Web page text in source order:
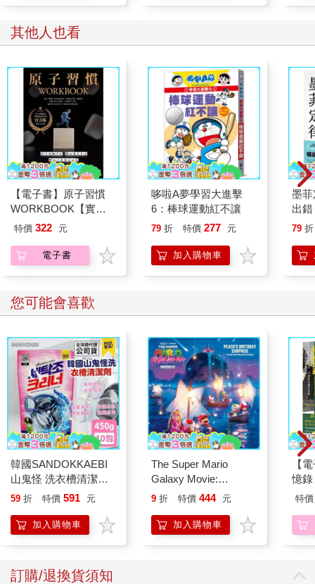
「課題分離」理論由奧地利心理學家阿爾弗雷德‧阿德勒(Alfred
Adler）提出，原意指「要解決人際關係的煩惱，就要區分什麼是
而因綁架遭受損失，是首富的課題。
比如，有人在地鐵裡踩了我一腳，誰的錯？我的錯。
明明是他踩了我，為什麼是我的錯呢？難道我不應該要求他道歉
嗎？我可以要求他道歉，但是，道歉有什麼用？而且，我要求他
道歉，不需要花時間嗎？他耍無賴和我吵起來，不是更需要花時
間嗎？我的時間難道沒地方花了嗎？對方還可能反咬一口：「你
怎麼把腳亂放啊？！」
那怎麼辦？我要說「我的錯，我的錯」，然後心平氣和地走到旁
邊。這是因為，我的時間比他的值錢，浪費同樣的時間，我的損
失大——「誰的損失大，就是誰的錯」。
濟學家的對錯觀，③商人的對錯觀。
死了。請問，這是誰的錯？
對於上述情況，法學家可能會說：「這當然是A的錯，這就是蓄意
謀殺，還有什麼好討論的！」
是的，如果證據確鑿，在法學家眼中，這就是A的錯。但是，這種
「大快人心」的對錯觀，不一定能避免類似案件再度發生——法
學家做不到的事情，經濟學家也許能做到。
經濟學家的對錯觀
對於上述情況，經濟學家可能有不同看法：是C的錯。
也許有人會說：「啊？為什麼啊？C也太冤了吧？」
經濟學家是這樣考慮的：整個社會為避免B被A誘騙進入C的工地
要付出的成本，比C把工地的門鎖上的成本高得多，雖然懲罰C會
讓其覺得冤，但是以後所有工地的擁有者就都會把門鎖上了，於
是這樣的事情會大量減少。經濟學家是從「社會總成本」的角度
但會比從「純粹的道義」的角度更有「效果」。
其他人也看
【電子書】原子習慣
WORKBOOK【實踐
本‧附練習別冊】
特價 322 元
電子書
哆啦A夢學習大進擊
6：棒球運動紅不讓
79 折 特價 277 元
加入購物車
墨
出
錯
心
的
79 折
您可能會喜歡
韓國SANDOKKAEBI
山鬼怪 洗衣槽清潔劑
450公克-10包組
59 折 特價 591 元
加入購物車
The Super Mario
Galaxy Movie:
Peach`s Birthday
Mario Galaxy Movie
Storybook
9 折 特價 444 元
加入購物車
【
憶
小
特價
訂購/退換貨須知